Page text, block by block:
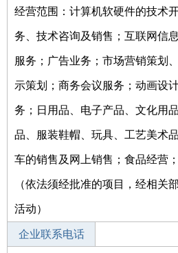
经营范围：计算机软硬件的技术
务、技术咨询及销售；互联网信
服务；广告业务；市场营销策划
示策划；商务会议服务；动画设
务；日用品、电子产品、文化用
品、服装鞋帽、玩具、工艺美术
车的销售及网上销售；食品经营
（依法须经批准的项目，经相关
活动）
企业联系电话